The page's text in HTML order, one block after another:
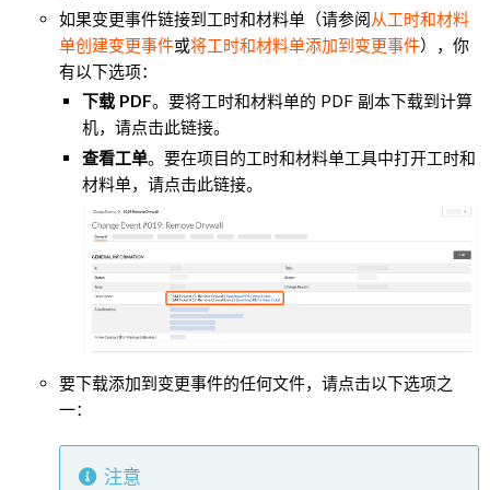
如果变更事件链接到工时和材料单（请参阅从工时和材料
单创建变更事件或将工时和材料单添加到变更事件），你
有以下选项：
下载 PDF。要将工时和材料单的 PDF 副本下载到计算
机，请点击此链接。
查看工单。要在项目的工时和材料单工具中打开工时和
材料单，请点击此链接。
要下载添加到变更事件的任何文件，请点击以下选项之
一：
注意